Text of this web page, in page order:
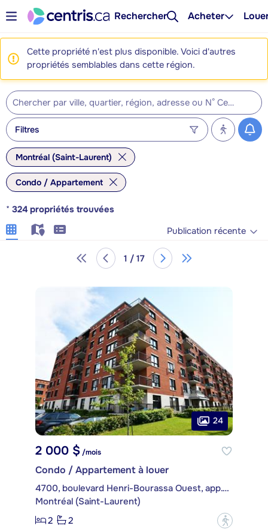
Rechercher Acheter
Cette propriété n'est plus disponible. Voici d'autres
propriétés semblables dans cette région.
Filtres
Montréal (Saint-Laurent)
Condo / Appartement
* 324 propriétés trouvées
Publication récente
1 / 17
24
2 000 $ /mois
Condo / Appartement à louer
4700, boulevard Henri-Bourassa Ouest, app. 405
Montréal (Saint-Laurent)
2
2 ?